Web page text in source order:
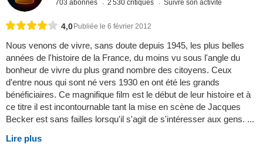
703 abonnés 2 530 critiques Suivre son activité
4,0Publiée le 6 février 2012
Nous venons de vivre, sans doute depuis 1945, les plus belles
années de l'histoire de la France, du moins vu sous l'angle du
bonheur de vivre du plus grand nombre des citoyens. Ceux
d'entre nous qui sont né vers 1930 en ont été les grands
bénéficiaires. Ce magnifique film est le début de leur histoire et à
ce titre il est incontournable tant la mise en scène de Jacques
Becker est sans failles lorsqu'il s'agit de s'intéresser aux gens. ...
Lire plus